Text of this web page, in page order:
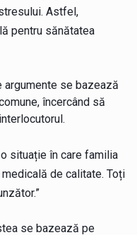
Astfel,
pentru sănătatea
argumente se bazează
încercând să
situație în care familia
de calitate. Toți
se bazează pe